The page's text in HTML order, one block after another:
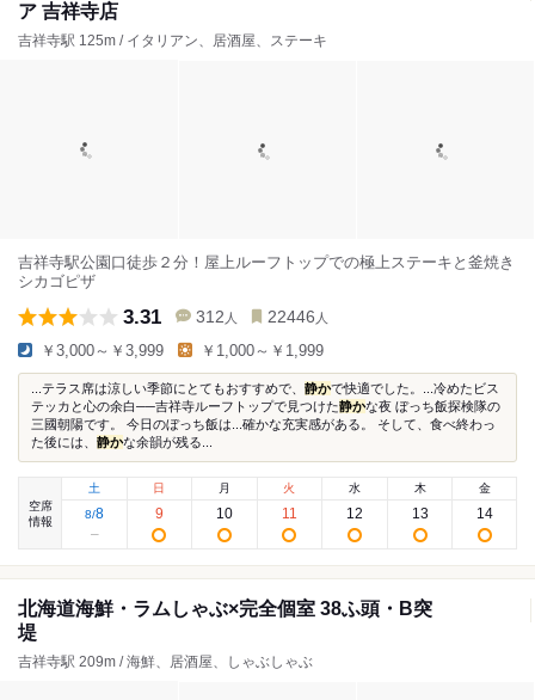
ア 吉祥寺店
吉祥寺駅 125m / イタリアン、居酒屋、ステーキ
吉祥寺駅公園口徒歩２分！屋上ルーフトップでの極上ステーキと釜焼き
シカゴピザ
3.31 312 人 22446 人
￥3,000～￥3,999 ￥1,000～￥1,999
...テラス席は涼しい季節にとてもおすすめで、 静かで快適でした。...冷めたビス
テッカと心の余白──吉祥寺ルーフトップで見つけた静かな夜 ぼっち飯探検隊の
三國朝陽です。 今日のぼっち飯は...確かな充実感がある。 そして、食べ終わっ
た後には、 静かな余韻が残る...
空席
情報
土
8/8
日
9
月
10
火
11
水
12
木
13
金
14
北海道海鮮・ラムしゃぶ×完全個室 38ふ頭・B突
堤
吉祥寺駅 209m / 海鮮、居酒屋、しゃぶしゃぶ